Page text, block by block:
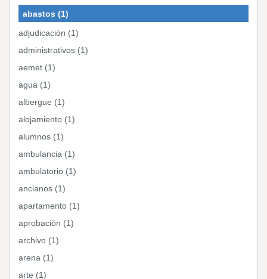
abastos (1)
adjudicación (1)
administrativos (1)
aemet (1)
agua (1)
albergue (1)
alojamiento (1)
alumnos (1)
ambulancia (1)
ambulatorio (1)
ancianos (1)
apartamento (1)
aprobación (1)
archivo (1)
arena (1)
arte (1)